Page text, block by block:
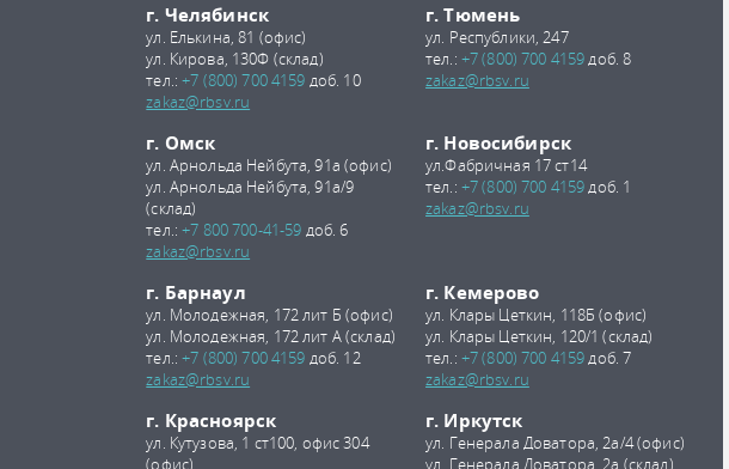
г. Челябинск
ул. Елькина, 81 (офис)
ул. Кирова, 130Ф (склад)
тел.:+7 (800) 700 4159 доб. 10
zakaz@rbsv.ru
г. Тюмень
ул. Республики, 247
тел.: +7 (800) 700 4159доб. 8
zakaz@rbsv.ru
г. Омск
ул. Арнольда Нейбута, 91а (офис)
ул. Арнольда Нейбута, 91а/9
(склад)
тел.:+7 800 700-41-59 доб. 6
zakaz@rbsv.ru
г. Новосибирск
ул.Фабричная 17 ст14
тел.: +7 (800) 700 4159доб. 1
zakaz@rbsv.ru
г. Барнаул
ул. Молодежная, 172 лит Б (офис)
ул. Молодежная, 172 лит А (склад)
тел.:+7 (800) 700 4159 доб. 12
zakaz@rbsv.ru
г. Кемерово
ул. Клары Цеткин, 118Б (офис)
ул. Клары Цеткин, 120/1 (склад)
тел.: +7 (800) 700 4159доб. 7
zakaz@rbsv.ru
г. Красноярск
ул. Кутузова, 1 ст100, офис 304
(офис)
г. Иркутск
ул. Генерала Доватора, 2а/4 (офис)
ул. Генерала Доватора, 2а (склад)